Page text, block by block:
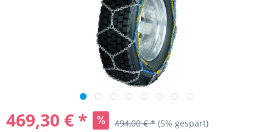
469,30 € * 494,00 € * (5% gespart)